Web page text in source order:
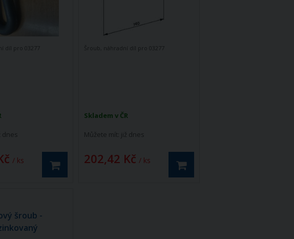
dnes
/ ks
díl pro 03277
Skladem v ČR
Můžete mít: již dnes
202,42 Kč / ks
Šroub, náhradní díl pro 03277
šroub -